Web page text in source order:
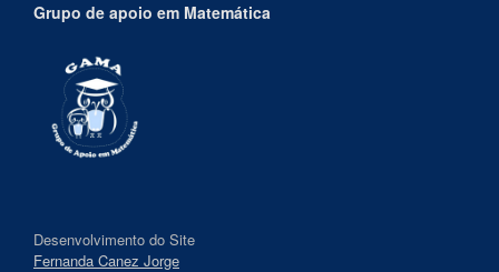
Grupo de apoio em Matemática
Desenvolvimento do Site
Fernanda Canez Jorge